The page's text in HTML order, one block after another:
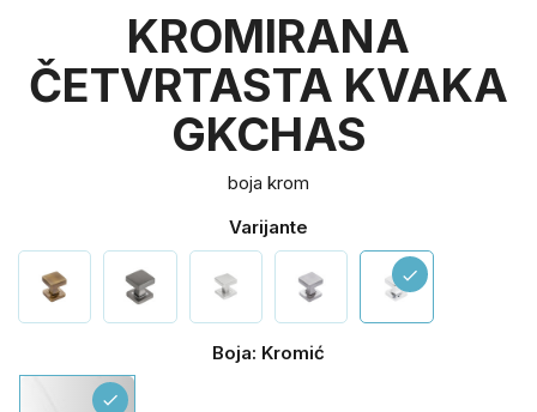
KROMIRANA
ČETVRTASTA KVAKA
GKCHAS
boja krom
Varijante
check
Boja: Kromić
Kromić
check